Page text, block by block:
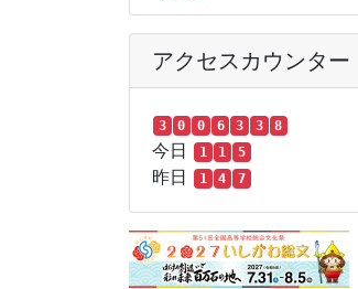
アクセスカウンター
3 0 0 6 3 3 8
今日 1 1 5
昨日 1 4 7